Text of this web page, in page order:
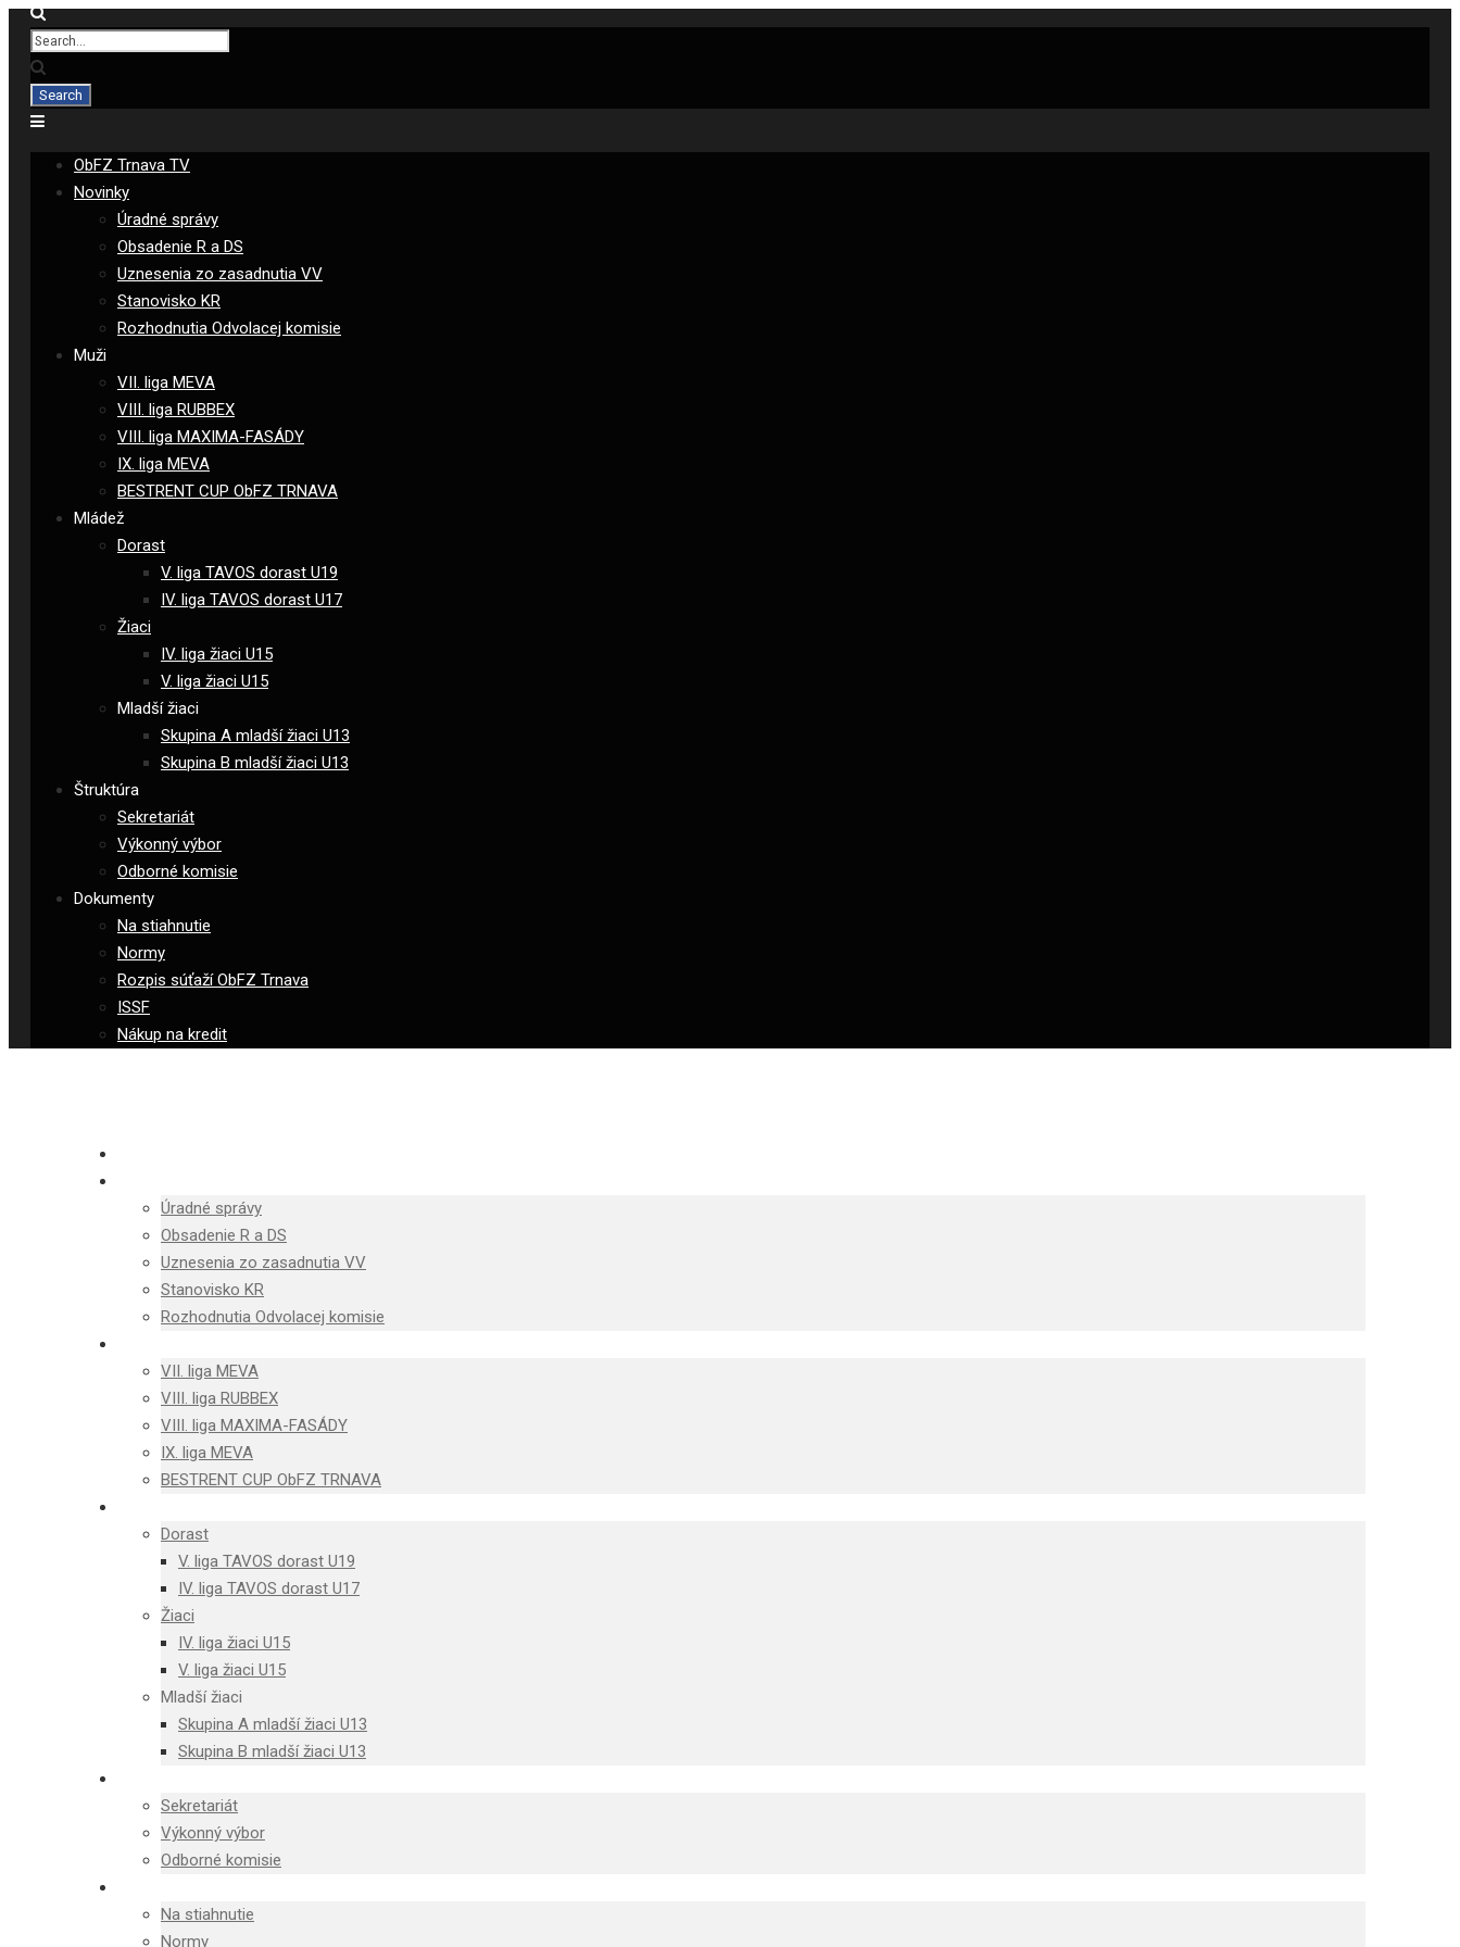
ObFZ Trnava TV
Novinky
Úradné správy
Obsadenie R a DS
Uznesenia zo zasadnutia VV
Stanovisko KR
Rozhodnutia Odvolacej komisie
Muži
VII. liga MEVA
VIII. liga RUBBEX
VIII. liga MAXIMA-FASÁDY
IX. liga MEVA
BESTRENT CUP ObFZ TRNAVA
Mládež
Dorast
V. liga TAVOS dorast U19
IV. liga TAVOS dorast U17
Žiaci
IV. liga žiaci U15
V. liga žiaci U15
Mladší žiaci
Skupina A mladší žiaci U13
Skupina B mladší žiaci U13
Štruktúra
Sekretariát
Výkonný výbor
Odborné komisie
Dokumenty
Na stiahnutie
Normy
Rozpis súťaží ObFZ Trnava
ISSF
Nákup na kredit
Úradné správy
Obsadenie R a DS
Uznesenia zo zasadnutia VV
Stanovisko KR
Rozhodnutia Odvolacej komisie
VII. liga MEVA
VIII. liga RUBBEX
VIII. liga MAXIMA-FASÁDY
IX. liga MEVA
BESTRENT CUP ObFZ TRNAVA
Dorast
V. liga TAVOS dorast U19
IV. liga TAVOS dorast U17
Žiaci
IV. liga žiaci U15
V. liga žiaci U15
Mladší žiaci
Skupina A mladší žiaci U13
Skupina B mladší žiaci U13
Sekretariát
Výkonný výbor
Odborné komisie
Na stiahnutie
Normy